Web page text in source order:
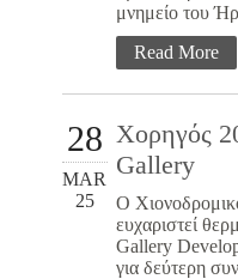
μνημείο του
Read More
28
MAR
25
Χορηγός
Gallery
Ο
ευχαριστεί
Gallery
για δεύτερη